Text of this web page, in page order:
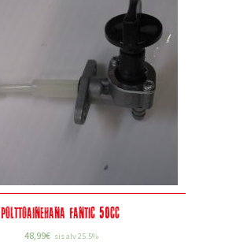
Polttoainehana Fantic 50cc
48,99€ sis alv 25.5%